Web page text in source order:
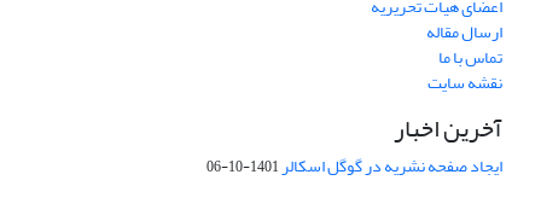
اعضای هیات تحریریه
ارسال مقاله
تماس با ما
نقشه سایت
آخرین اخبار
ایجاد صفحه نشریه در گوگل اسکالر1401-10-06